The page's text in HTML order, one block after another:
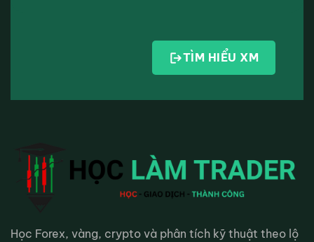
TÌM HIỂU XM
Học Forex, vàng, crypto và phân tích kỹ thuật theo lộ